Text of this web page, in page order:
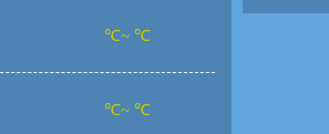
℃~ ℃
℃~ ℃